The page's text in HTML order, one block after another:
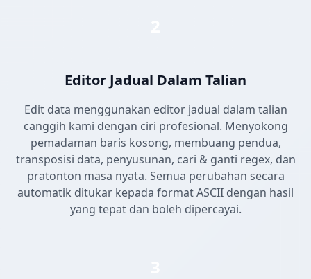
Editor Jadual Dalam Talian
Edit data menggunakan editor jadual dalam talian
canggih kami dengan ciri profesional. Menyokong
pemadaman baris kosong, membuang pendua,
transposisi data, penyusunan, cari & ganti regex, dan
pratonton masa nyata. Semua perubahan secara
automatik ditukar kepada format ASCII dengan hasil
yang tepat dan boleh dipercayai.